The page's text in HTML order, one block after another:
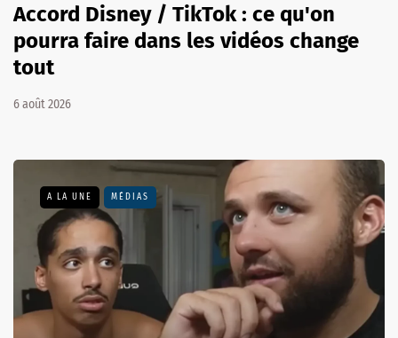
Accord Disney / TikTok : ce qu'on
pourra faire dans les vidéos change
tout
6 août 2026
A LA UNE MÉDIAS